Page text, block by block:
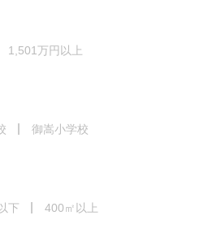
1,501万円以上
御嵩小学校
下 400㎡以上